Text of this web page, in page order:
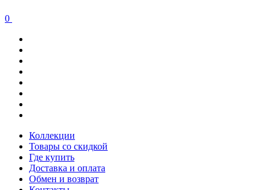
0
Коллекции
Товары со скидкой
Где купить
Доставка и оплата
Обмен и возврат